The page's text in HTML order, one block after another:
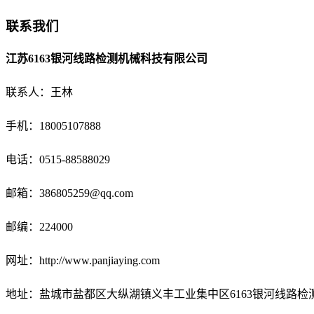
联系我们
江苏6163银河线路检测机械科技有限公司
联系人：王林
手机：18005107888
电话： 0515-88588029
邮箱： 386805259@qq.com
邮编：224000
网址：http://www.panjiaying.com
地址：盐城市盐都区大纵湖镇义丰工业集中区6163银河线路检